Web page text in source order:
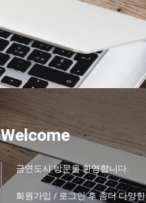
Welcome
금연도시 방문을 환영합니다.
회원가입 / 로그인 후 좀더 다양한